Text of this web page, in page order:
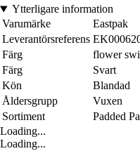
Ytterligare information
Varumärke
Eastpak
Leverantörsreferens
Färg
flower
Färg
Svart
Kön
Blandad
Åldersgrupp
Vuxen
Sortiment
Padded
Loading...
Loading...